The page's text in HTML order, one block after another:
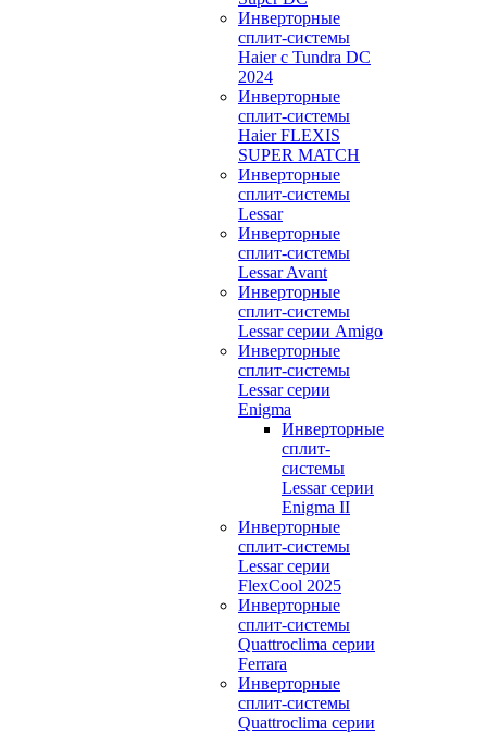
Инверторные
сплит-системы
Haier c Tundra DC
2024
Инверторные
сплит-системы
Haier FLEXIS
SUPER MATCH
Инверторные
сплит-системы
Lessar
Инверторные
сплит-системы
Lessar Avant
Инверторные
сплит-системы
Lessar серии Amigo
Инверторные
сплит-системы
Lessar серии
Enigma
Инверторные
сплит-
системы
Lessar серии
Enigma II
Инверторные
сплит-системы
Lessar серии
FlexCool 2025
Инверторные
сплит-системы
Quattroclima серии
Ferrara
Инверторные
сплит-системы
Quattroclima серии